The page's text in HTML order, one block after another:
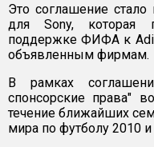
Это соглашение
для Sony, которая
поддержке ФИФА к
объявленным фирмам.
В рамках
спонсорские права"
течение ближайших
мира по футболу 2010 и